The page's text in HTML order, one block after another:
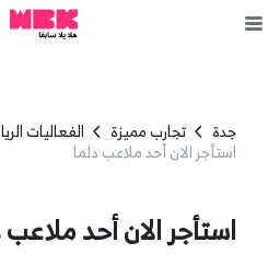
جدة تجارب مميزة الفعاليات
استأجر الان أحد ملاعب دلما
استأجر الان أحد ملاعب